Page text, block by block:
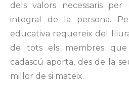
dels valors necessaris per
integral de la persona.
educativa requereix del
de tots els membres
cadascú aporta, des de la
millor de si mateix.